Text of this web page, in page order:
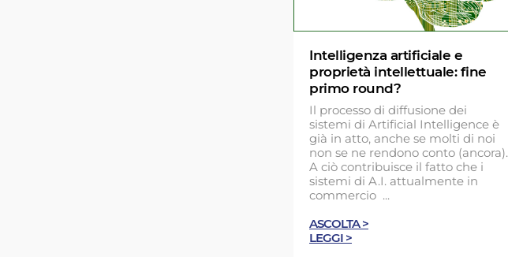
Intelligenza artificiale e
proprietà intellettuale: fine
primo round?
Il processo di diffusione dei
sistemi di Artificial Intelligence è
già in atto, anche se molti di noi
non se ne rendono conto (ancora).
A ciò contribuisce il fatto che i
sistemi di A.I. attualmente in
commercio ...
ASCOLTA >
LEGGI >